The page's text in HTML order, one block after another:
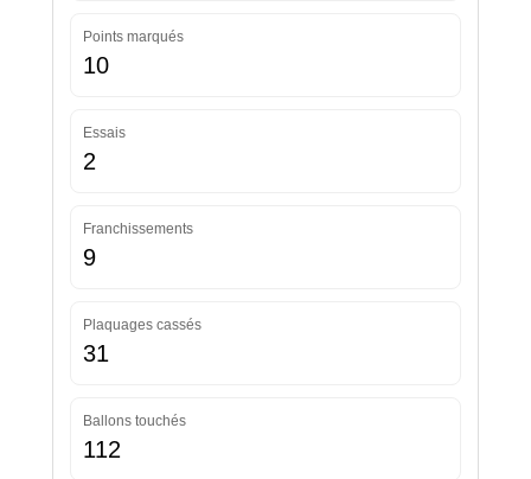
Points marqués
10
Essais
2
Franchissements
9
Plaquages cassés
31
Ballons touchés
112